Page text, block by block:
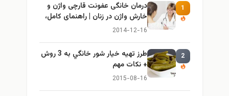
1
درمان خانگی عفونت قارچی واژن و
خارش واژن در زنان | راهنمای کامل،
ایمن و کاربردی
2014-12-16
2
طرز تهيه خیار شور خانگي به 3 روش
+ نكات مهم
2015-08-16